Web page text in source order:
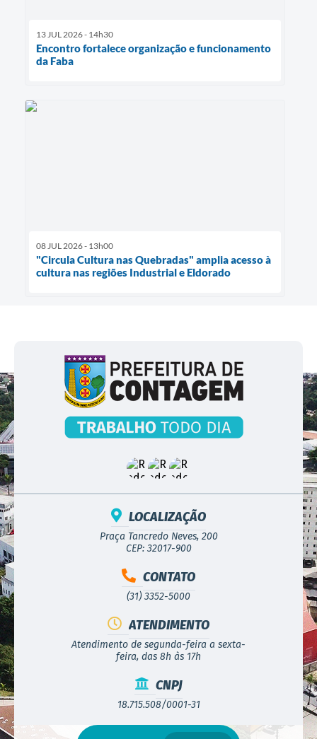
13 JUL 2026 - 14h30
Encontro fortalece organização e funcionamento
da Faba
08 JUL 2026 - 13h00
"Circula Cultura nas Quebradas" amplia acesso à
cultura nas regiões Industrial e Eldorado
LOCALIZAÇÃO
Praça Tancredo Neves, 200
CEP: 32017-900
CONTATO
(31) 3352-5000
ATENDIMENTO
Atendimento de segunda-feira a sexta-
feira, das 8h às 17h
CNPJ
18.715.508/0001-31